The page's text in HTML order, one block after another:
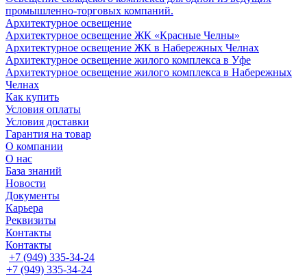
промышленно-торговых компаний.
Архитектурное освещение
Архитектурное освещение ЖК «Красные Челны»
Архитектурное освещение ЖК в Набережных Челнах
Архитектурное освещение жилого комплекса в Уфе
Архитектурное освещение жилого комплекса в Набережных
Челнах
Как купить
Условия оплаты
Условия доставки
Гарантия на товар
О компании
О нас
База знаний
Новости
Документы
Карьера
Реквизиты
Контакты
Контакты
+7 (949) 335-34-24
+7 (949) 335-34-24